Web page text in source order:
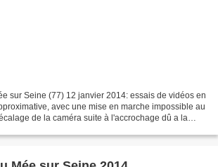
sur Seine (77) 12 janvier 2014: essais de vidéos en
avec une mise en marche impossible au
de la caméra suite à l'accrochage dû a la